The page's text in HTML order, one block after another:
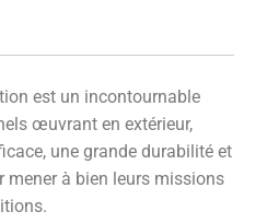
est un incontournable
œuvrant en extérieur,
une grande durabilité et
mener à bien leurs missions